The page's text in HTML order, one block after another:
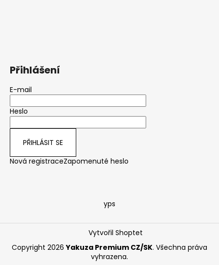
Přihlášení
E-mail
Heslo
PŘIHLÁSIT SE
Nová registraceZapomenuté heslo
yps
Vytvořil Shoptet
Copyright 2026Yakuza Premium CZ/SK. Všechna práva
vyhrazena.